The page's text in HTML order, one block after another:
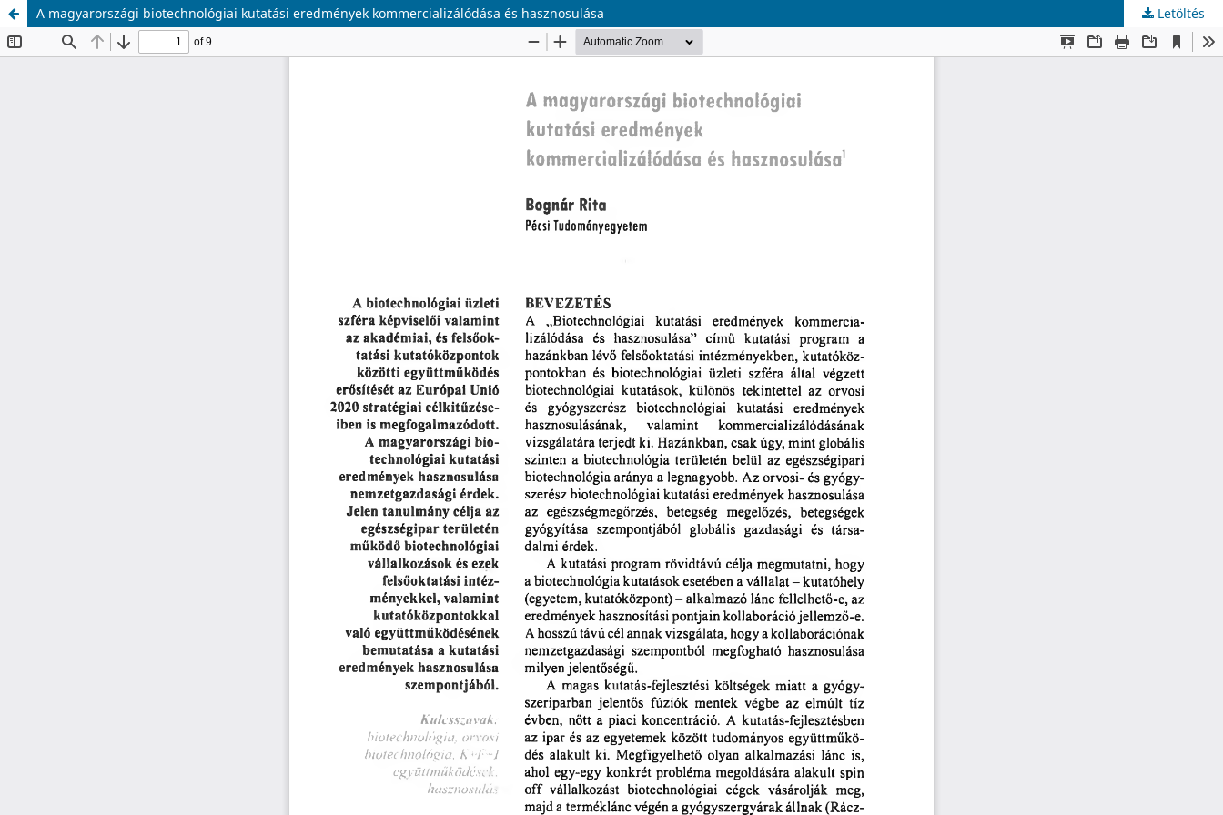
A magyarországi biotechnológiai kutatási eredmények kommercializálódása és hasznosulása Letöltés